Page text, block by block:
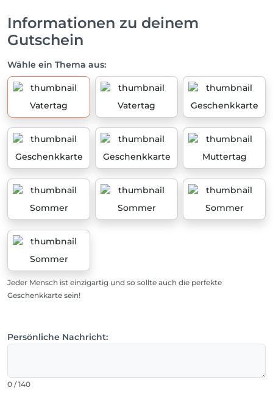
Informationen zu deinem
Gutschein
Wähle ein Thema aus:
Vatertag Vatertag Geschenkkarte
Geschenkkarte Geschenkkarte Muttertag
Sommer Sommer Sommer
Sommer
Jeder Mensch ist einzigartig und so sollte auch die perfekte
Geschenkkarte sein!
Persönliche Nachricht:
0 / 140